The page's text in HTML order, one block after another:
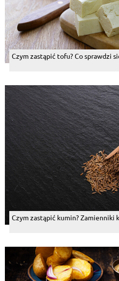
Czym zastąpić tofu? Co sprawdzi
Czym zastąpić kumin? Zamienniki